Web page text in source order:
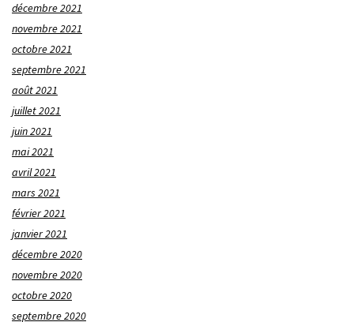
décembre 2021
novembre 2021
octobre 2021
septembre 2021
août 2021
juillet 2021
juin 2021
mai 2021
avril 2021
mars 2021
février 2021
janvier 2021
décembre 2020
novembre 2020
octobre 2020
septembre 2020